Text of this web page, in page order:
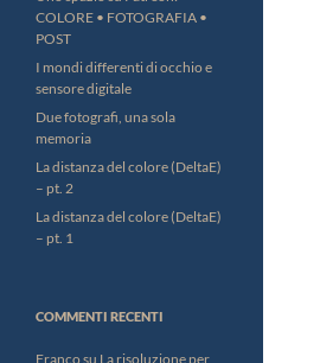
COLORE • FOTOGRAFIA •
POST
I mondi differenti di occhio e
sensore digitale
Due fotografi, una sola
memoria
La distanza del colore (DeltaE)
– pt. 2
La distanza del colore (DeltaE)
– pt. 1
COMMENTI RECENTI
Francosu La risoluzione per